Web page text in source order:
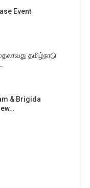
Event
தமிழ்நாடு
& Brigida